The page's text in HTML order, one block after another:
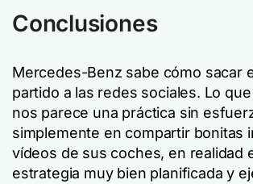
Conclusiones
Mercedes-Benz sabe cómo sacar
partido a las redes sociales. Lo
nos parece una práctica sin
simplemente en compartir bonitas
vídeos de sus coches, en realidad
estrategia muy bien planificada y